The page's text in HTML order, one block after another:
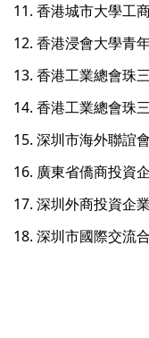
11. 香港城市大學工
12. 香港浸會大學青
13. 香港工業總會珠
14. 香港工業總會珠
15. 深圳市海外聯誼
16. 廣東省僑商投資
17. 深圳外商投資企
18. 深圳市國際交流